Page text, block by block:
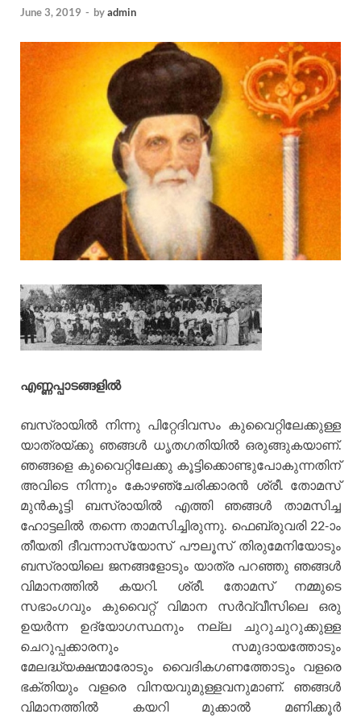
June 3, 2019 - byadmin
എണ്ണപ്പാടങ്ങളില്‍
ബസ്രായില്‍ നിന്നു പിറ്റേദിവസം കുവൈറ്റിലേക്കുള്ള
യാത്രയ്ക്കു ഞങ്ങള്‍ ധൃതഗതിയില്‍ ഒരുങ്ങുകയാണ്.
ഞങ്ങളെ കുവൈറ്റിലേക്കു കൂട്ടിക്കൊണ്ടുപോകുന്നതിന്
അവിടെ നിന്നും കോഴഞ്ചേരിക്കാരന്‍ ശ്രീ. തോമസ്
മുന്‍കൂട്ടി ബസ്രായില്‍ എത്തി ഞങ്ങള്‍ താമസിച്ച
ഹോട്ടലില്‍ തന്നെ താമസിച്ചിരുന്നു. ഫെബ്രുവരി 22-ാം
തീയതി ദീവന്നാസ്യോസ് പൗലൂസ് തിരുമേനിയോടും
ബസ്രായിലെ ജനങ്ങളോടും യാത്ര പറഞ്ഞു ഞങ്ങള്‍
വിമാനത്തില്‍ കയറി. ശ്രീ. തോമസ് നമ്മുടെ
സഭാംഗവും കുവൈറ്റ് വിമാന സര്‍വ്വീസിലെ ഒരു
ഉയര്‍ന്ന ഉദ്യോഗസ്ഥനും നല്ല ചുറുചുറുക്കുള്ള
ചെറുപ്പക്കാരനും സമുദായത്തോടും
മേലദ്ധ്യക്ഷന്മാരോടും വൈദികഗണത്തോടും വളരെ
ഭക്തിയും വളരെ വിനയവുമുള്ളവനുമാണ്. ഞങ്ങള്‍
വിമാനത്തില്‍ കയറി മുക്കാല്‍ മണിക്കൂര്‍